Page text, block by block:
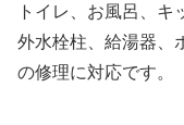
トイレ、お風呂、
外水栓柱、給湯器、
の修理に対応です。